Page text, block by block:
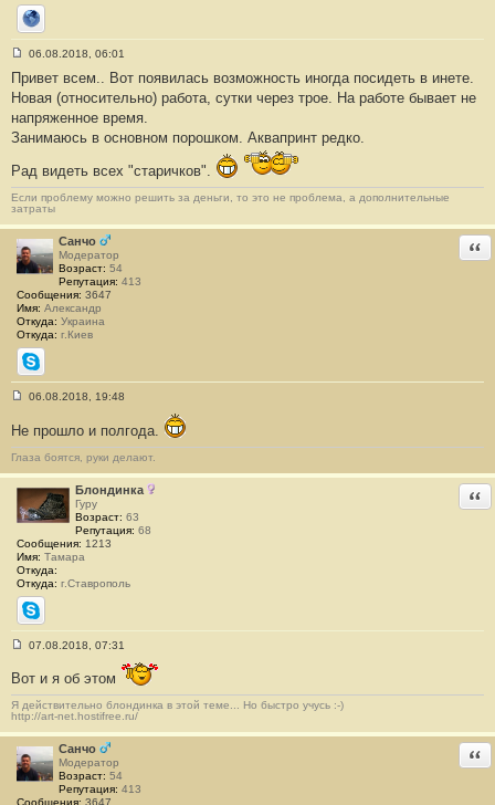
Сайт
о
б
щ
н
е
#
1
3
2
06.08.2018, 06:01
Привет всем.. Вот появилась возможность иногда посидеть в инете.
Новая (относительно) работа, сутки через трое. На работе бывает не
напряженное время.
Занимаюсь в основном порошком. Аквапринт редко.
Рад видеть всех "старичков".
Если проблему можно решить за деньги, то это не проблема, а дополнительные
затраты
Санчо
Модератор
Возраст: 54
Репутация: 413
Сообщения: 3647
Имя: Александр
Откуда: Украина
Откуда: г.Киев
Skype
о
б
щ
е
н
и
е
#
1
3
2
3
06.08.2018, 19:48
Не прошло и полгода.
Глаза боятся, руки делают.
Блондинка
Гуру
Возраст: 63
Репутация: 68
Сообщения: 1213
Имя: Тамара
Откуда:
Откуда: г.Ставрополь
Skype
о
б
щ
е
н
и
е
#
3
07.08.2018, 07:31
Вот и я об этом
Я действительно блондинка в этой теме... Но быстро учусь :-)
http://art-net.hostifree.ru/
Санчо
Модератор
Возраст: 54
Репутация: 413
Сообщения: 3647